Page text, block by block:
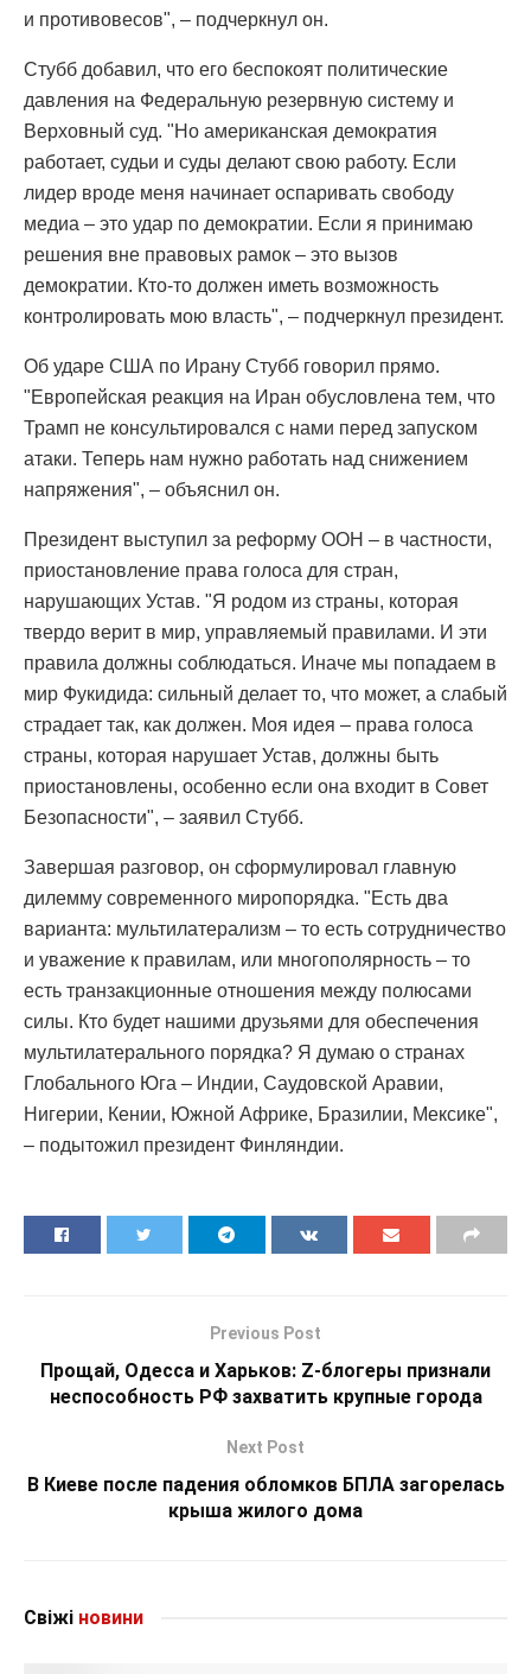
и противовесов", – подчеркнул он.
Стубб добавил, что его беспокоят политические
давления на Федеральную резервную систему и
Верховный суд. "Но американская демократия
работает, судьи и суды делают свою работу. Если
лидер вроде меня начинает оспаривать свободу
медиа – это удар по демократии. Если я принимаю
решения вне правовых рамок – это вызов
демократии. Кто-то должен иметь возможность
контролировать мою власть", – подчеркнул президент.
Об ударе США по Ирану Стубб говорил прямо.
"Европейская реакция на Иран обусловлена тем, что
Трамп не консультировался с нами перед запуском
атаки. Теперь нам нужно работать над снижением
напряжения", – объяснил он.
Президент выступил за реформу ООН – в частности,
приостановление права голоса для стран,
нарушающих Устав. "Я родом из страны, которая
твердо верит в мир, управляемый правилами. И эти
правила должны соблюдаться. Иначе мы попадаем в
мир Фукидида: сильный делает то, что может, а слабый
страдает так, как должен. Моя идея – права голоса
страны, которая нарушает Устав, должны быть
приостановлены, особенно если она входит в Совет
Безопасности", – заявил Стубб.
Завершая разговор, он сформулировал главную
дилемму современного миропорядка. "Есть два
варианта: мультилатерализм – то есть сотрудничество
и уважение к правилам, или многополярность – то
есть транзакционные отношения между полюсами
силы. Кто будет нашими друзьями для обеспечения
мультилатерального порядка? Я думаю о странах
Глобального Юга – Индии, Саудовской Аравии,
Нигерии, Кении, Южной Африке, Бразилии, Мексике",
– подытожил президент Финляндии.
Previous Post
Прощай, Одесса и Харьков: Z-блогеры признали
неспособность РФ захватить крупные города
Next Post
В Киеве после падения обломков БПЛА загорелась
крыша жилого дома
Свіжі новини